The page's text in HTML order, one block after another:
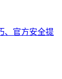
、官方安全提